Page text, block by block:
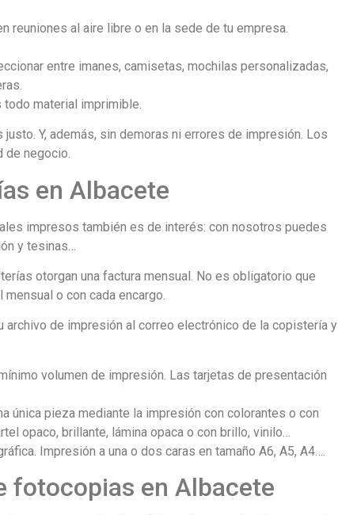
reuniones al aire libre o en la sede de tu empresa.
entre imanes, camisetas, mochilas personalizadas,
todo material imprimible.
Y, además, sin demoras ni errores de impresión. Los
de negocio.
en Albacete
impresos también es de interés: con nosotros puedes
y tesinas…
otorgan una factura mensual. No es obligatorio que
o con cada encargo.
archivo de impresión al correo electrónico de la copistería y
volumen de impresión. Las tarjetas de presentación
única pieza mediante la impresión con colorantes o con
opaco, brillante, lámina opaca o con brillo, vinilo…
Impresión a una o dos caras en tamaño A6, A5, A4….
fotocopias en Albacete